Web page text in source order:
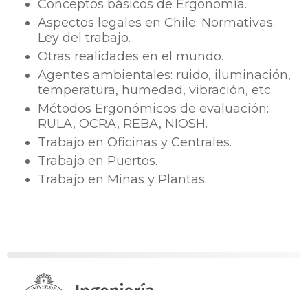
Conceptos básicos de Ergonomía.
Aspectos legales en Chile. Normativas.
Ley del trabajo.
Otras realidades en el mundo.
Agentes ambientales: ruido, iluminación,
temperatura, humedad, vibración, etc..
Métodos Ergonómicos de evaluación:
RULA, OCRA, REBA, NIOSH.
Trabajo en Oficinas y Centrales.
Trabajo en Puertos.
Trabajo en Minas y Plantas.